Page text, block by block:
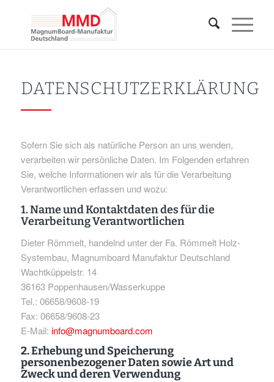
DATENSCHUTZERKLÄRUNG
Sofern Sie sich als natürliche Person an uns wenden,
verarbeiten wir persönliche Daten. Im Folgenden erfahren
Sie, welche Informationen wir als für die Verarbeitung
Verantwortlichen erfassen und wozu:
1. Name und Kontaktdaten des für die
Verarbeitung Verantwortlichen
Dieter Römmelt, handelnd unter der Fa. Römmelt Holz-
Systembau, Magnumboard Manufaktur Deutschland
Wachtküppelstr. 14
36163 Poppenhausen/Wasserkuppe
Tel.: 06658/9608-19
Fax: 06658/9608-23
E-Mail: info@magnumboard.com
2. Erhebung und Speicherung
personenbezogener Daten sowie Art und
Zweck und deren Verwendung